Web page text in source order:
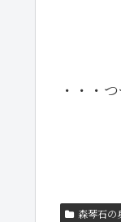
・・・
森琴石の